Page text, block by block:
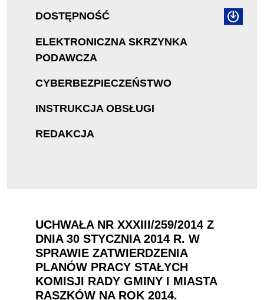
DOSTĘPNOŚĆ
ELEKTRONICZNA SKRZYNKA
PODAWCZA
CYBERBEZPIECZEŃSTWO
INSTRUKCJA OBSŁUGI
REDAKCJA
UCHWAŁA NR XXXIII/259/2014 Z
DNIA 30 STYCZNIA 2014 R. W
SPRAWIE ZATWIERDZENIA
PLANÓW PRACY STAŁYCH
KOMISJI RADY GMINY I MIASTA
RASZKÓW NA ROK 2014.